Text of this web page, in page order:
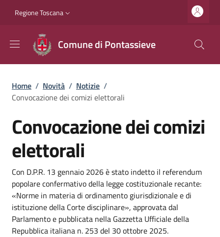
Slim top
Regione Toscana
Comune di Pontassieve
Briciole di pane
Home / Novità / Notizie /
Convocazione dei comizi elettorali
Convocazione dei comizi
elettorali
Dettagli
Descrizione breve
Con D.P.R. 13 gennaio 2026 è stato indetto il referendum
popolare confermativo della legge costituzionale recante:
«Norme in materia di ordinamento giurisdizionale e di
istituzione della Corte disciplinare», approvata dal
Parlamento e pubblicata nella Gazzetta Ufficiale della
Repubblica italiana n. 253 del 30 ottobre 2025.